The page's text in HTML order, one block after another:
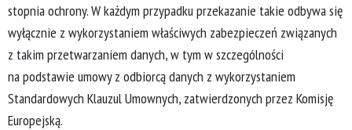
stopnia ochrony. W każdym przypadku przekazanie takie odbywa się
wyłącznie z wykorzystaniem właściwych zabezpieczeń związanych
z takim przetwarzaniem danych, w tym w szczególności
na podstawie umowy z odbiorcą danych z wykorzystaniem
Standardowych Klauzul Umownych, zatwierdzonych przez Komisję
Europejską.